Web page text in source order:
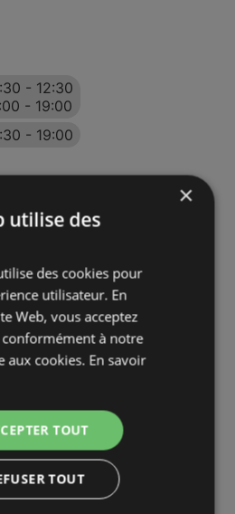
- 12:30
- 19:00
- 19:00
Genevois
×
utilise des
des cookies pour
utilisateur. En
Web, vous acceptez
à notre
aux cookies. En savoir
TOUT
TOUT